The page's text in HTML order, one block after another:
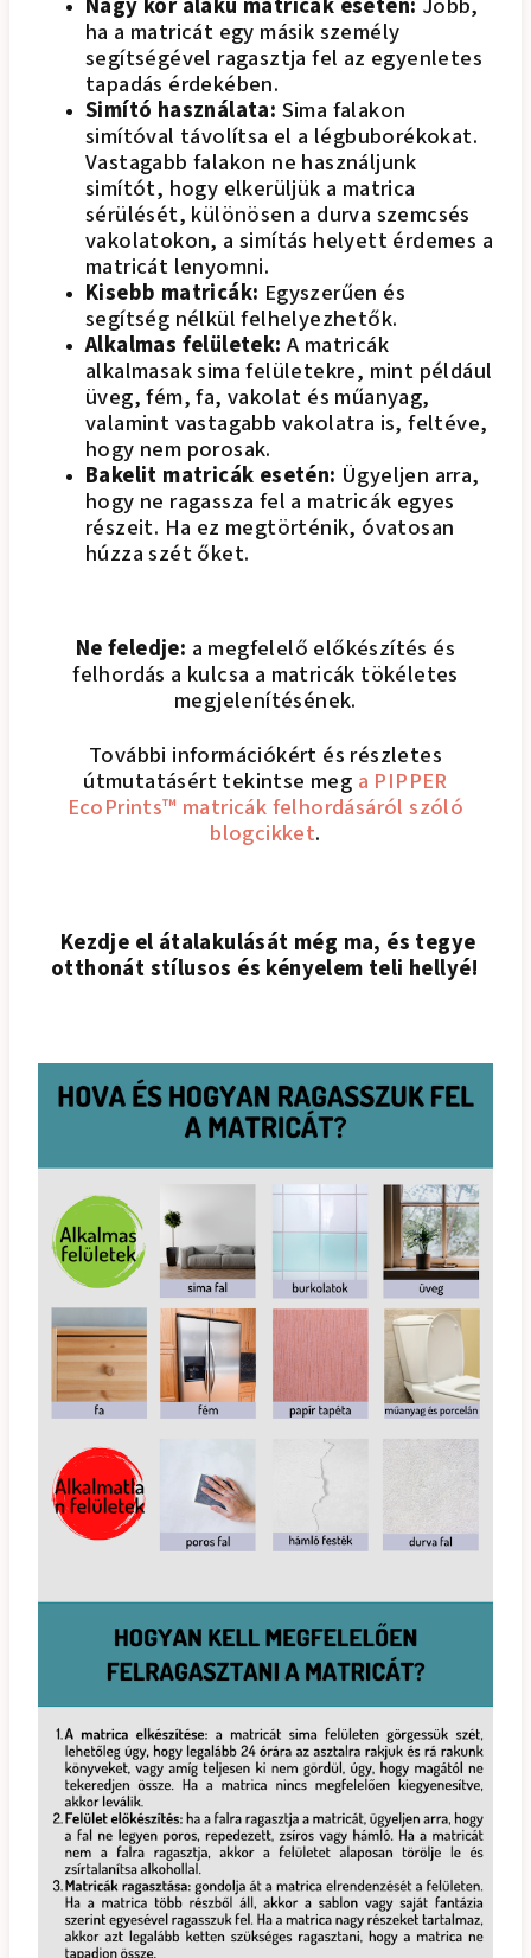
ha a matricát egy másik személy
segítségével ragasztja fel az egyenletes
tapadás érdekében.
Simító használata: Sima falakon
simítóval távolítsa el a légbuborékokat.
Vastagabb falakon ne használjunk
simítót, hogy elkerüljük a matrica
sérülését, különösen a durva szemcsés
vakolatokon, a simítás helyett érdemes a
matricát lenyomni.
Kisebb matricák: Egyszerűen és
segítség nélkül felhelyezhetők.
Alkalmas felületek:A matricák
alkalmasak sima felületekre, mint például
üveg, fém, fa, vakolat és műanyag,
valamint vastagabb vakolatra is, feltéve,
hogy nem porosak.
Bakelit matricák esetén: Ügyeljen arra,
hogy ne ragassza fel a matricák egyes
részeit. Ha ez megtörténik, óvatosan
húzza szét őket.
Ne feledje: a megfelelő előkészítés és
felhordás a kulcsa a matricák tökéletes
megjelenítésének.
További információkért és részletes
útmutatásért tekintse meg a PIPPER
EcoPrints™ matricák felhordásáról szóló
blogcikket.
Kezdje el átalakulását még ma, és tegye
otthonát stílusos és kényelem teli hellyé!